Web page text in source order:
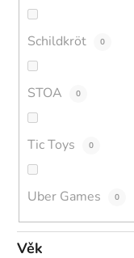
Schildkröt 0
STOA 0
Tic Toys 0
Uber Games 0
Věk